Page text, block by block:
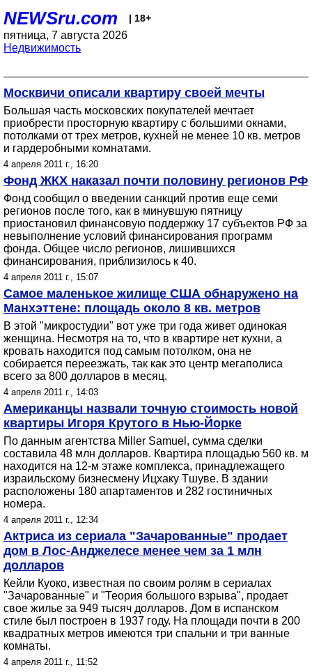
NEWSru.com | 18+
пятница, 7 августа 2026
Недвижимость
Москвичи описали квартиру своей мечты
Большая часть московских покупателей мечтает
приобрести просторную квартиру с большими окнами,
потолками от трех метров, кухней не менее 10 кв. метров
и гардеробными комнатами.
4 апреля 2011 г., 16:20
Фонд ЖКХ наказал почти половину регионов РФ
Фонд сообщил о введении санкций против еще семи
регионов после того, как в минувшую пятницу
приостановил финансовую поддержку 17 субъектов РФ за
невыполнение условий финансирования программ
фонда. Общее число регионов, лишившихся
финансирования, приблизилось к 40.
4 апреля 2011 г., 15:07
Самое маленькое жилище США обнаружено на
Манхэттене: площадь около 8 кв. метров
В этой "микростудии" вот уже три года живет одинокая
женщина. Несмотря на то, что в квартире нет кухни, а
кровать находится под самым потолком, она не
собирается переезжать, так как это центр мегаполиса
всего за 800 долларов в месяц.
4 апреля 2011 г., 14:03
Американцы назвали точную стоимость новой
квартиры Игоря Крутого в Нью-Йорке
По данным агентства Miller Samuel, сумма сделки
составила 48 млн долларов. Квартира площадью 560 кв. м
находится на 12-м этаже комплекса, принадлежащего
израильскому бизнесмену Ицхаку Тшуве. В здании
расположены 180 апартаментов и 282 гостиничных
номера.
4 апреля 2011 г., 12:34
Актриса из сериала "Зачарованные" продает
дом в Лос-Анджелесе менее чем за 1 млн
долларов
Кейли Куоко, известная по своим ролям в сериалах
"Зачарованные" и "Теория большого взрыва", продает
свое жилье за 949 тысяч долларов. Дом в испанском
стиле был построен в 1937 году. На площади почти в 200
квадратных метров имеются три спальни и три ванные
комнаты.
4 апреля 2011 г., 11:52